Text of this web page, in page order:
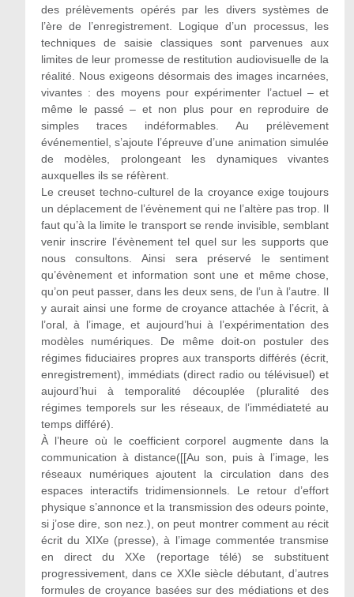
des prélèvements opérés par les divers systèmes de
l’ère de l’enregistrement. Logique d’un processus, les
techniques de saisie classiques sont parvenues aux
limites de leur promesse de restitution audiovisuelle de la
réalité. Nous exigeons désormais des images incarnées,
vivantes : des moyens pour expérimenter l’actuel – et
même le passé – et non plus pour en reproduire de
simples traces indéformables. Au prélèvement
événementiel, s’ajoute l’épreuve d’une animation simulée
de modèles, prolongeant les dynamiques vivantes
auxquelles ils se réfèrent.
Le creuset techno-culturel de la croyance exige toujours
un déplacement de l’évènement qui ne l’altère pas trop. Il
faut qu’à la limite le transport se rende invisible, semblant
venir inscrire l’évènement tel quel sur les supports que
nous consultons. Ainsi sera préservé le sentiment
qu’évènement et information sont une et même chose,
qu’on peut passer, dans les deux sens, de l’un à l’autre. Il
y aurait ainsi une forme de croyance attachée à l’écrit, à
l’oral, à l’image, et aujourd’hui à l’expérimentation des
modèles numériques. De même doit-on postuler des
régimes fiduciaires propres aux transports différés (écrit,
enregistrement), immédiats (direct radio ou télévisuel) et
aujourd’hui à temporalité découplée (pluralité des
régimes temporels sur les réseaux, de l’immédiateté au
temps différé).
À l’heure où le coefficient corporel augmente dans la
communication à distance([[Au son, puis à l’image, les
réseaux numériques ajoutent la circulation dans des
espaces interactifs tridimensionnels. Le retour d’effort
physique s’annonce et la transmission des odeurs pointe,
si j’ose dire, son nez.), on peut montrer comment au récit
écrit du XIXe (presse), à l’image commentée transmise
en direct du XXe (reportage télé) se substituent
progressivement, dans ce XXIe siècle débutant, d’autres
formules de croyance basées sur des médiations et des